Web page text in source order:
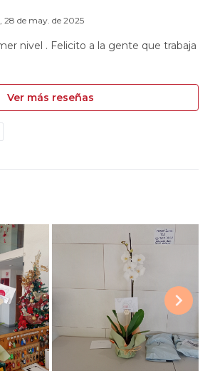
28 de may. de 2025
nivel . Felicito a la gente que trabaja
Ver más reseñas